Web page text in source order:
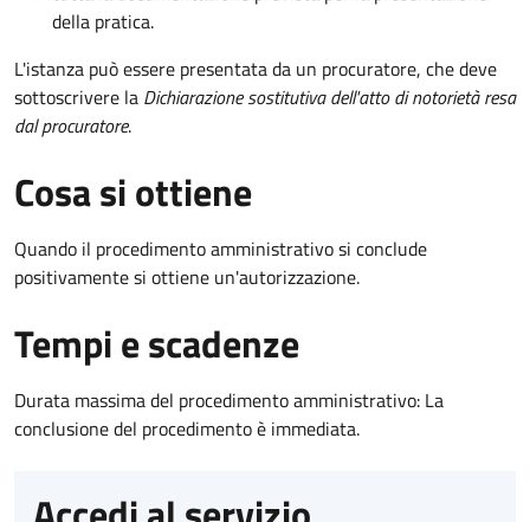
della pratica.
L'istanza può essere presentata da un procuratore, che deve
sottoscrivere la Dichiarazione sostitutiva dell'atto di notorietà resa
dal procuratore.
Cosa si ottiene
Quando il procedimento amministrativo si conclude
positivamente si ottiene un'autorizzazione.
Tempi e scadenze
Durata massima del procedimento amministrativo: La
conclusione del procedimento è immediata.